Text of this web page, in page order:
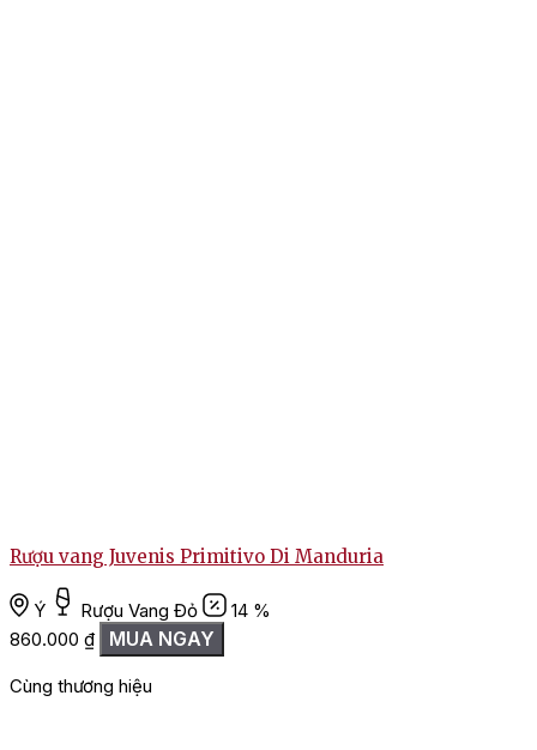
Rượu vang Juvenis Primitivo Di Manduria
Ý Rượu Vang Đỏ
14 %
860.000 ₫ MUA NGAY
Cùng thương hiệu